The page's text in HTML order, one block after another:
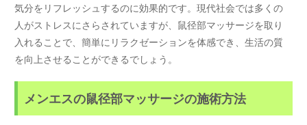
気分をリフレッシュするのに効果的です。現代社会では多くの
人がストレスにさらされていますが、鼠径部マッサージを取り
入れることで、簡単にリラクゼーションを体感でき、生活の質
を向上させることができるでしょう。
メンエスの鼠径部マッサージの施術方法